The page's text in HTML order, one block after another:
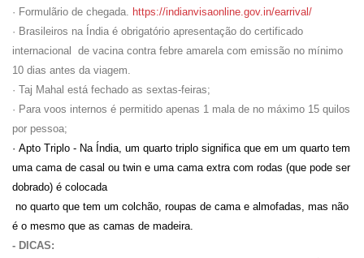
· Formulãrio de chegada. https://indianvisaonline.gov.in/earrival/
· Brasileiros na Índia é obrigatório apresentação do certificado
internacional de vacina contra febre amarela com emissão no mínimo
10 dias antes da viagem.
· Taj Mahal está fechado as sextas-feiras;
· Para voos internos é permitido apenas 1 mala de no máximo 15 quilos
por pessoa;
· Apto Triplo - Na Índia, um quarto triplo significa que em um quarto tem
uma cama de casal ou twin e uma cama extra com rodas (que pode ser
dobrado) é colocada
é o mesmo que as camas de madeira.
- DICAS: